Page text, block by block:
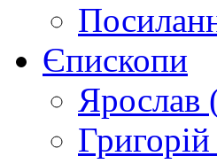
Єпископи
Ярослав